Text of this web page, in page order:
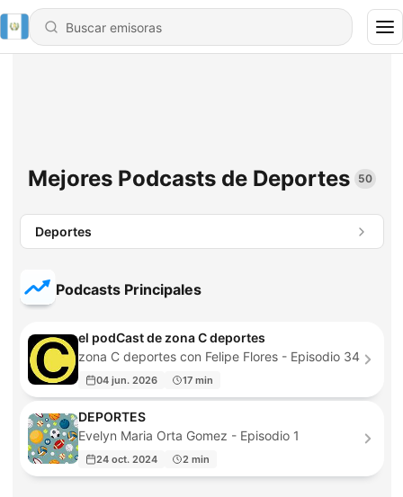
Mejores Podcasts de Deportes 50
Deportes
Podcasts Principales
el podCast de zona C deportes
zona C deportes con Felipe Flores - Episodio 34
04 jun. 2026 17 min
DEPORTES
Evelyn Maria Orta Gomez - Episodio 1
24 oct. 2024 2 min